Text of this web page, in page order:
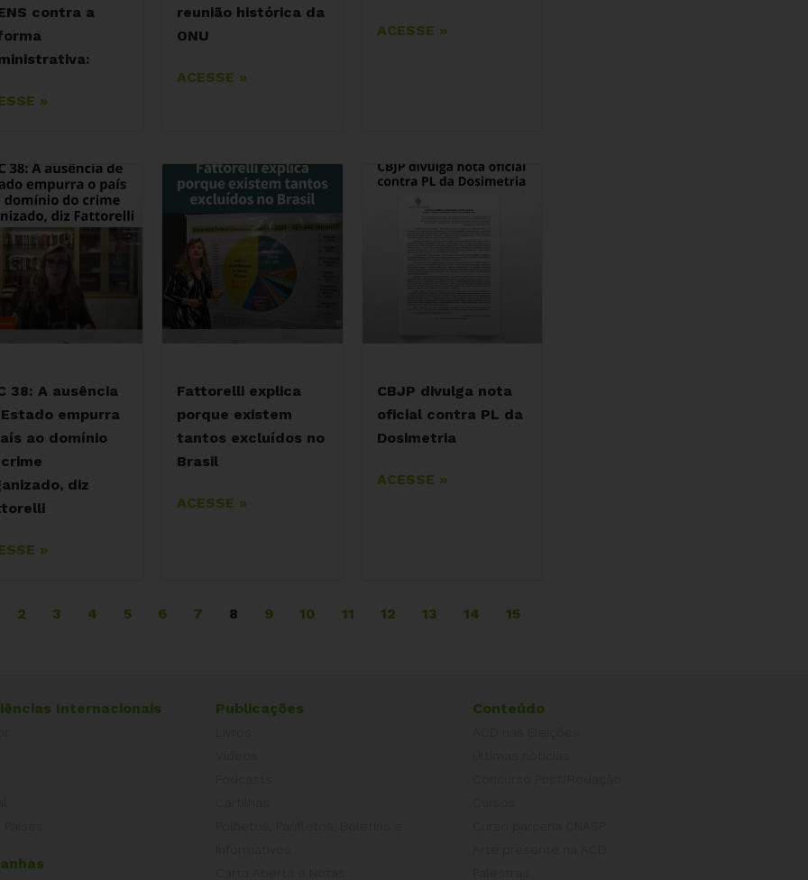
contra a
»
reunião histórica da
ONU
ACESSE »
ACESSE »
38: A ausência
empurra
ao domínio
diz
»
Fattorelli explica
porque existem
tantos excluídos no
Brasil
ACESSE »
CBJP divulga nota
oficial contra PL da
Dosimetria
ACESSE »
2 3 4 5 6 7 8 9 10 11 12 13 14 15
Internacionais Publicações Conteúdo